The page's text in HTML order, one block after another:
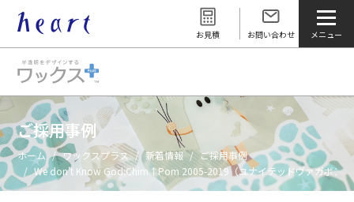
お見積 お問い合わせ
ご採用事例
ホーム ワックスプラス 新着情報
ご採用事例
We don't Know God:Chim↑Pom 2005-2019（ユナイテッドヴァガボン